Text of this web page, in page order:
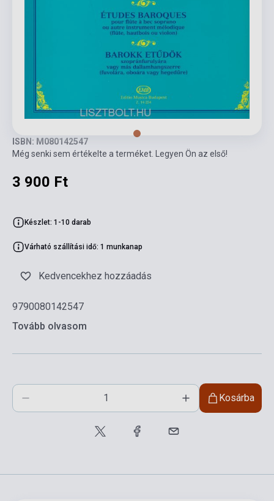
ISBN: M080142547
Még senki sem értékelte a terméket. Legyen Ön az első!
3 900 Ft
Készlet: 1-10 darab
Várható szállítási idő: 1 munkanap
Kedvencekhez hozzáadás
9790080142547
Tovább olvasom
Kosárba